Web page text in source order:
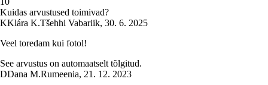
Kuidas arvustused toimivad?
KKlára K.Tšehhi Vabariik, 30. 6. 2025
Veel toredam kui fotol!
See arvustus on automaatselt tõlgitud.
DDana M.Rumeenia, 21. 12. 2023